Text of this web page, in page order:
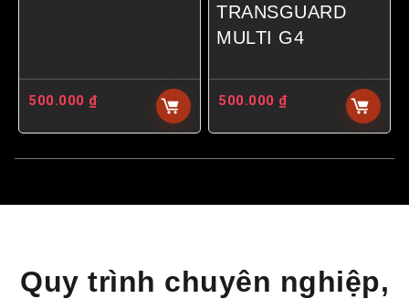
500.000 ₫
TRANSGUARD
MULTI G4
500.000 ₫
Quy trình chuyên nghiệp,